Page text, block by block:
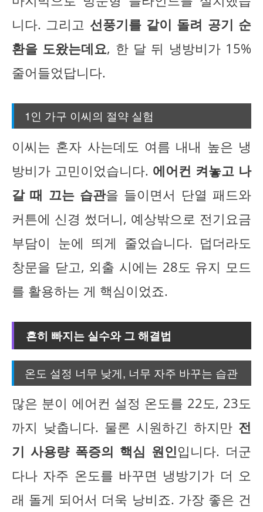
니다. 그리고 선풍기를 같이 돌려 공기 순
환을 도왔는데요, 한 달 뒤 냉방비가 15%
줄어들었답니다.
1인 가구 이씨의 절약 실험
이씨는 혼자 사는데도 여름 내내 높은 냉
방비가 고민이었습니다. 에어컨 켜놓고 나
갈 때 끄는 습관을 들이면서 단열 패드와
커튼에 신경 썼더니, 예상밖으로 전기요금
부담이 눈에 띄게 줄었습니다. 덥더라도
창문을 닫고, 외출 시에는 28도 유지 모드
를 활용하는 게 핵심이었죠.
흔히 빠지는 실수와 그 해결법
온도 설정 너무 낮게, 너무 자주 바꾸는 습관
많은 분이 에어컨 설정 온도를 22도, 23도
까지 낮춥니다. 물론 시원하긴 하지만 전
기 사용량 폭증의 핵심 원인입니다. 더군
다나 자주 온도를 바꾸면 냉방기가 더 오
래 돌게 되어서 더욱 낭비죠. 가장 좋은 건